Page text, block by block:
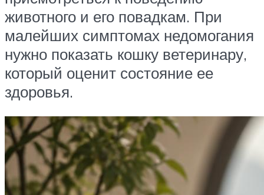
животного и его повадкам. При
малейших симптомах недомогания
нужно показать кошку ветеринару,
который оценит состояние ее
здоровья.